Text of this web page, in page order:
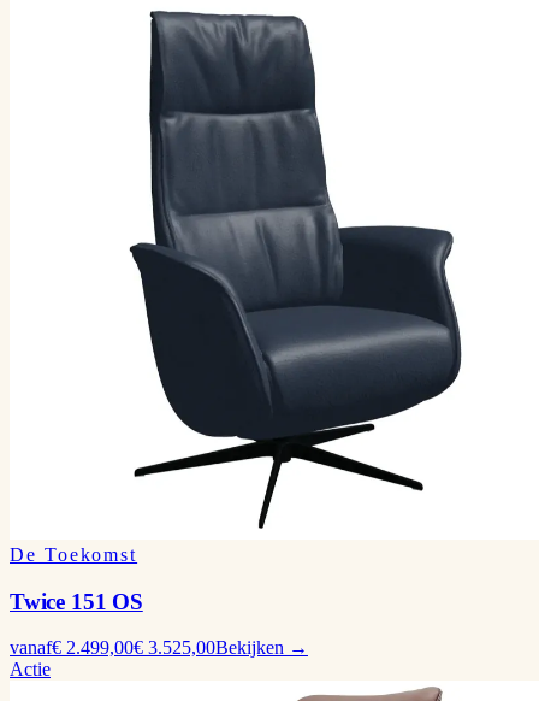
De Toekomst
Twice 151 OS
vanaf€ 2.499,00€ 3.525,00Bekijken →
Actie